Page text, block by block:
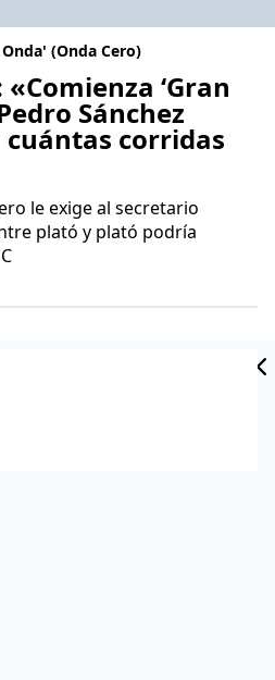
(Onda Cero)
‘Gran
Sánchez
corridas
le exige al secretario
plató y plató podría